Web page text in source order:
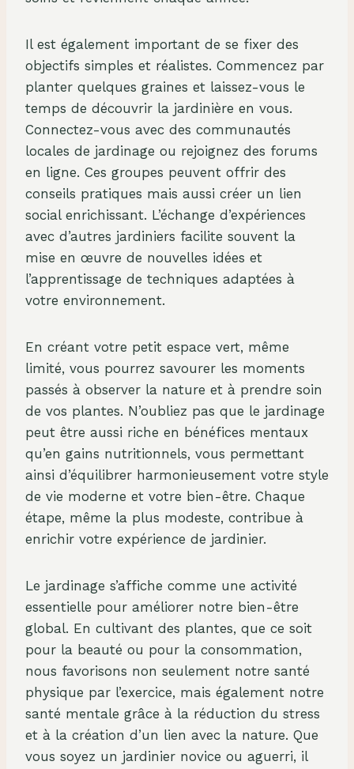
Il est également important de se fixer des
objectifs simples et réalistes. Commencez par
planter quelques graines et laissez-vous le
temps de découvrir la jardinière en vous.
Connectez-vous avec des communautés
locales de jardinage ou rejoignez des forums
en ligne. Ces groupes peuvent offrir des
conseils pratiques mais aussi créer un lien
social enrichissant. L’échange d’expériences
avec d’autres jardiniers facilite souvent la
mise en œuvre de nouvelles idées et
l’apprentissage de techniques adaptées à
votre environnement.
En créant votre petit espace vert, même
limité, vous pourrez savourer les moments
passés à observer la nature et à prendre soin
de vos plantes. N’oubliez pas que le jardinage
peut être aussi riche en bénéfices mentaux
qu’en gains nutritionnels, vous permettant
ainsi d’équilibrer harmonieusement votre style
de vie moderne et votre bien-être. Chaque
étape, même la plus modeste, contribue à
enrichir votre expérience de jardinier.
Le jardinage s’affiche comme une activité
essentielle pour améliorer notre bien-être
global. En cultivant des plantes, que ce soit
pour la beauté ou pour la consommation,
nous favorisons non seulement notre santé
physique par l’exercice, mais également notre
santé mentale grâce à la réduction du stress
et à la création d’un lien avec la nature. Que
vous soyez un jardinier novice ou aguerri, il